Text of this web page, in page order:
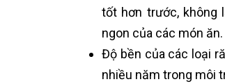
tốt hơn trước, không
ngon của các món ăn.
Độ bền của các loại
nhiều năm trong môi